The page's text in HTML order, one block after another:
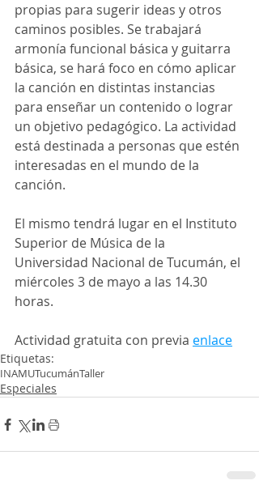
propias para sugerir ideas y otros
caminos posibles. Se trabajará
armonía funcional básica y guitarra
básica, se hará foco en cómo aplicar
la canción en distintas instancias
para enseñar un contenido o lograr
un objetivo pedagógico. La actividad
está destinada a personas que estén
interesadas en el mundo de la
canción.
El mismo tendrá lugar en el Instituto
Superior de Música de la
Universidad Nacional de Tucumán, el
miércoles 3 de mayo a las 14.30
horas.
Actividad gratuita con previa enlace
Etiquetas:
INAMUTucumánTaller
Especiales